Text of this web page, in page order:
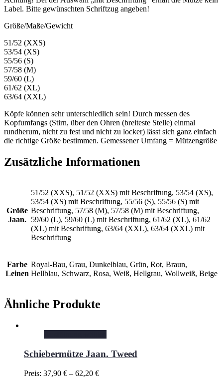
Label. Bitte gewünschten Schriftzug angeben!
Größe/Maße/Gewicht
51/52 (XXS)
53/54 (XS)
55/56 (S)
57/58 (M)
59/60 (L)
61/62 (XL)
63/64 (XXL)
Köpfe können sehr unterschiedlich sein! Durch messen des
Kopfumfangs (Stirn, über den Ohren (breiteste Stelle) einmal
rundherum, nicht zu fest und nicht zu locker) lässt sich ganz einfach
die richtige Größe bestimmen. Gemessener Umfang = Mützengröße
Zusätzliche Informationen
Größe
Jaan.
51/52 (XXS), 51/52 (XXS) mit Beschriftung, 53/54 (XS),
53/54 (XS) mit Beschriftung, 55/56 (S), 55/56 (S) mit
Beschriftung, 57/58 (M), 57/58 (M) mit Beschriftung,
59/60 (L), 59/60 (L) mit Beschriftung, 61/62 (XL), 61/62
(XL) mit Beschriftung, 63/64 (XXL), 63/64 (XXL) mit
Beschriftung
Farbe
Leinen
Royal-Bau, Grau, Dunkelblau, Grün, Rot, Braun,
Hellblau, Schwarz, Rosa, Weiß, Hellgrau, Wollweiß, Beige
Ähnliche Produkte
Schiebermütze Jaan. Tweed
Preis: 37,90 € – 62,20 €